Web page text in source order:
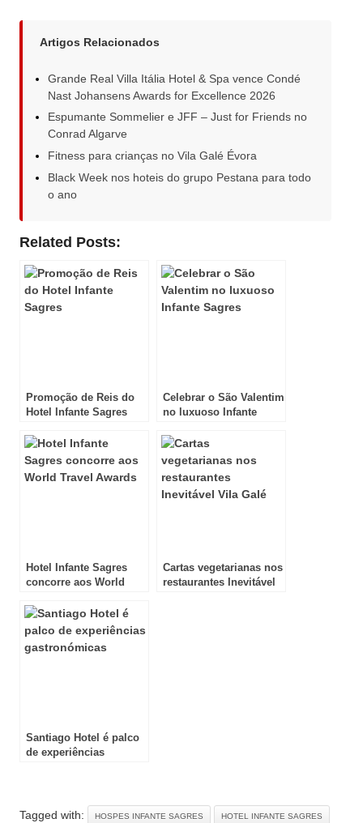
Artigos Relacionados
Grande Real Villa Itália Hotel & Spa vence Condé
Nast Johansens Awards for Excellence 2026
Espumante Sommelier e JFF – Just for Friends no
Conrad Algarve
Fitness para crianças no Vila Galé Évora
Black Week nos hoteis do grupo Pestana para todo
o ano
Related Posts:
Promoção de Reis do
Hotel Infante Sagres
Celebrar o São Valentim
no luxuoso Infante
Hotel Infante Sagres
concorre aos World
Cartas vegetarianas nos
restaurantes Inevitável
Santiago Hotel é palco
de experiências
Tagged with: HOSPES INFANTE SAGRES HOTEL INFANTE SAGRES